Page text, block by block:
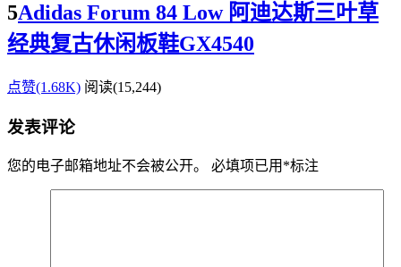
5Adidas Forum 84 Low 阿迪达斯三叶草
经典复古休闲板鞋GX4540
点赞(1.68K) 阅读(15,244)
发表评论
您的电子邮箱地址不会被公开。 必填项已用 *标注